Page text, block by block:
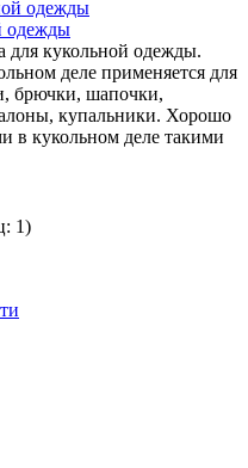
одежды
для кукольной одежды.
деле применяется для
брючки, шапочки,
купальники. Хорошо
в кукольном деле такими
1)